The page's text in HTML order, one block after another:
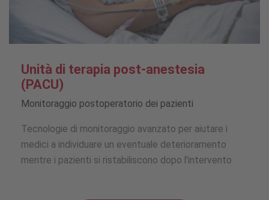
Unità di terapia post-anestesia
(PACU)
Monitoraggio postoperatorio dei pazienti
Tecnologie di monitoraggio avanzato per aiutare i
medici a individuare un eventuale deterioramento
mentre i pazienti si ristabiliscono dopo l'intervento